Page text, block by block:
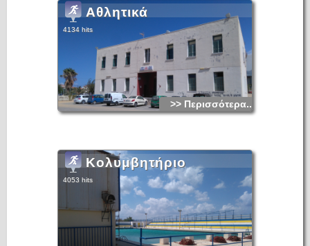
Αθλητικά
4134 hits
>> Περισσότερα...
Κολυμβητήριο
4053 hits